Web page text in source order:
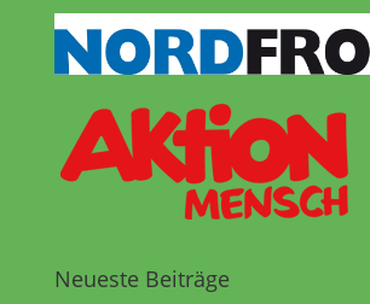
Neueste Beiträge